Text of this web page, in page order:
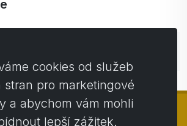
cookies od služeb
stran pro marketingové
a abychom vám mohli
lepší zážitek.